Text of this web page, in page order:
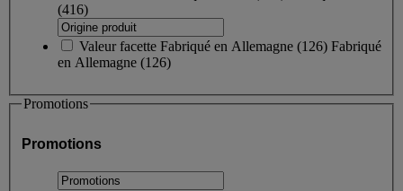
(416)
Valeur facette Fabriqué en Allemagne (126) Fabriqué
en Allemagne (126)
Promotions
Promotions